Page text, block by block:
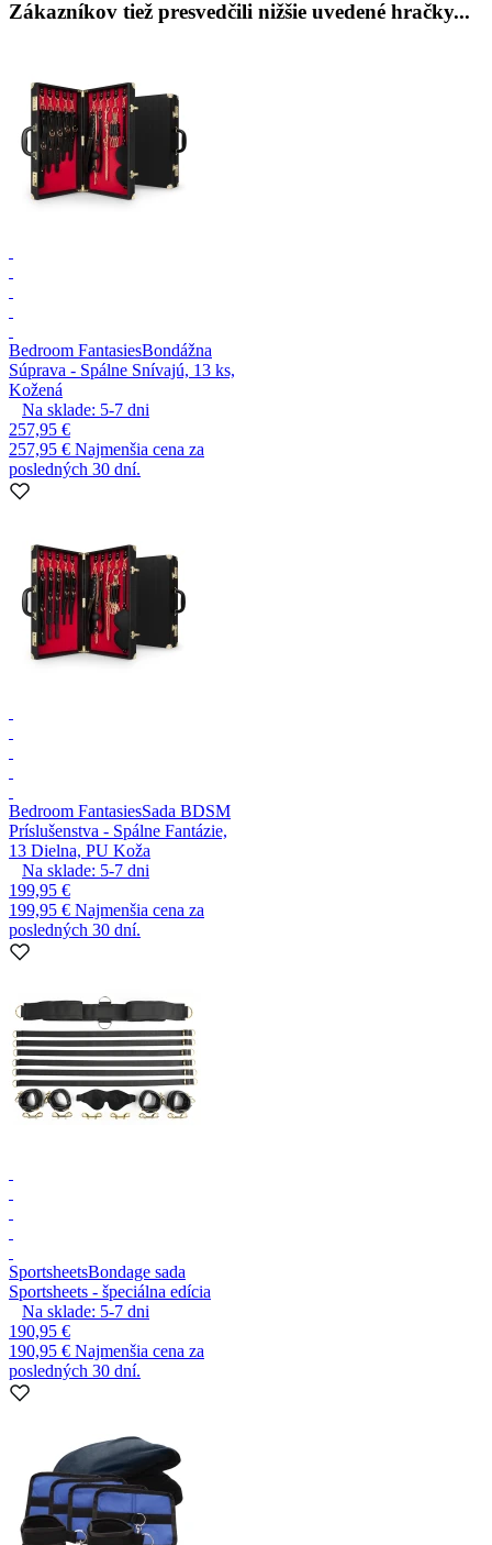
Zákazníkov tiež presvedčili nižšie uvedené hračky...
Bedroom FantasiesBondážna
Súprava - Spálne Snívajú, 13 ks,
Kožená
Na sklade: 5-7 dni
257,95 €
257,95 € Najmenšia cena za
posledných 30 dní.
Bedroom FantasiesSada BDSM
Príslušenstva - Spálne Fantázie,
13 Dielna, PU Koža
Na sklade: 5-7 dni
199,95 €
199,95 € Najmenšia cena za
posledných 30 dní.
SportsheetsBondage sada
Sportsheets - špeciálna edícia
Na sklade: 5-7 dni
190,95 €
190,95 € Najmenšia cena za
posledných 30 dní.